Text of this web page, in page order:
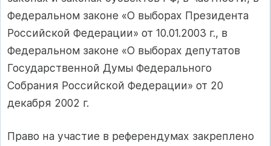
Федеральном законе «О выборах Президента
Российской Федерации» от 10.01.2003 г., в
Федеральном законе «О выборах депутатов
Государственной Думы Федерального
Собрания Российской Федерации» от 20
декабря 2002 г.
Право на участие в референдумах закреплено